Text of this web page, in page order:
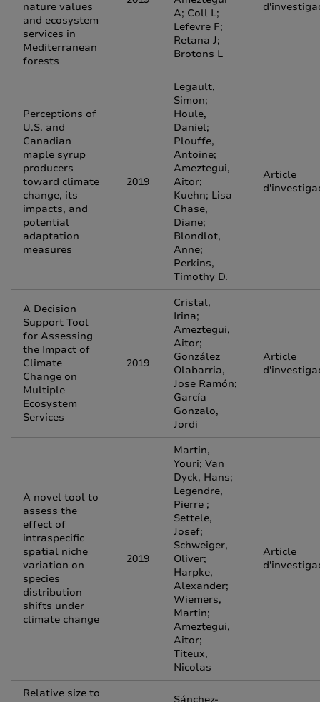
nature values
and ecosystem
services in
Mediterranean
forests
A; Coll L;
Lefevre F;
Retana J;
Brotons L
Perceptions of
U.S. and
Canadian
maple syrup
producers
toward climate
change, its
impacts, and
potential
adaptation
measures
2019
Legault,
Simon;
Houle,
Daniel;
Plouffe,
Antoine;
Ameztegui,
Aitor;
Kuehn; Lisa
Chase,
Diane;
Blondlot,
Anne;
Perkins,
Timothy D.
Article
A Decision
Support Tool
for Assessing
the Impact of
Climate
Change on
Multiple
Ecosystem
Services
2019
Cristal,
Irina;
Ameztegui,
Aitor;
González
Olabarria,
Jose Ramón;
García
Gonzalo,
Jordi
Article
A novel tool to
assess the
effect of
intraspecific
spatial niche
variation on
species
distribution
shifts under
climate change
2019
Martin,
Youri; Van
Dyck, Hans;
Legendre,
Pierre ;
Settele,
Josef;
Schweiger,
Oliver;
Harpke,
Alexander;
Wiemers,
Martin;
Ameztegui,
Aitor;
Titeux,
Nicolas
Article
Relative size to